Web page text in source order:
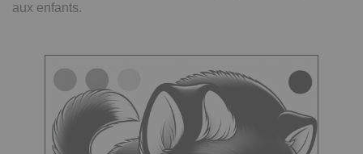
aux enfants.